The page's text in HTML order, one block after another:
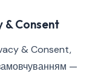
Consent
& Consent,
—